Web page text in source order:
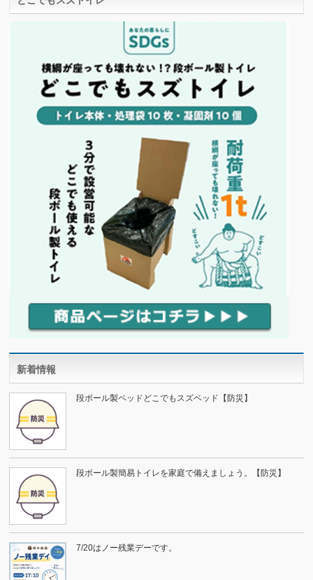
新着情報
段ボール製ベッドどこでもスズベッド【防災】
段ボール製簡易トイレを家庭で備えましょう。【防災】
7/20はノー残業デーです。